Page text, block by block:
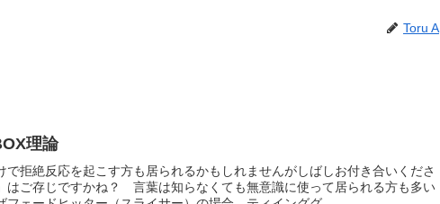
Toru A
理論
で拒絶反応を起こす方も居られるかもしれませんがしばしお付き合いくださ
はご存じですかね？ 言葉は知らなくても無意識に使って居られる方も多い